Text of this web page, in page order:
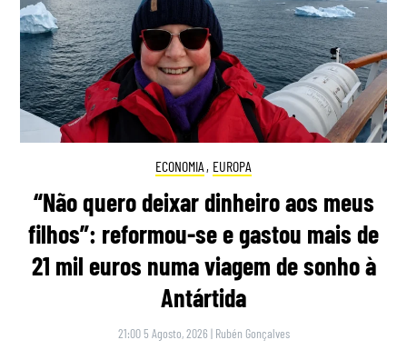
ECONOMIA , EUROPA
“Não quero deixar dinheiro aos meus
filhos”: reformou-se e gastou mais de
21 mil euros numa viagem de sonho à
Antártida
21:00 5 Agosto, 2026 | Rubén Gonçalves